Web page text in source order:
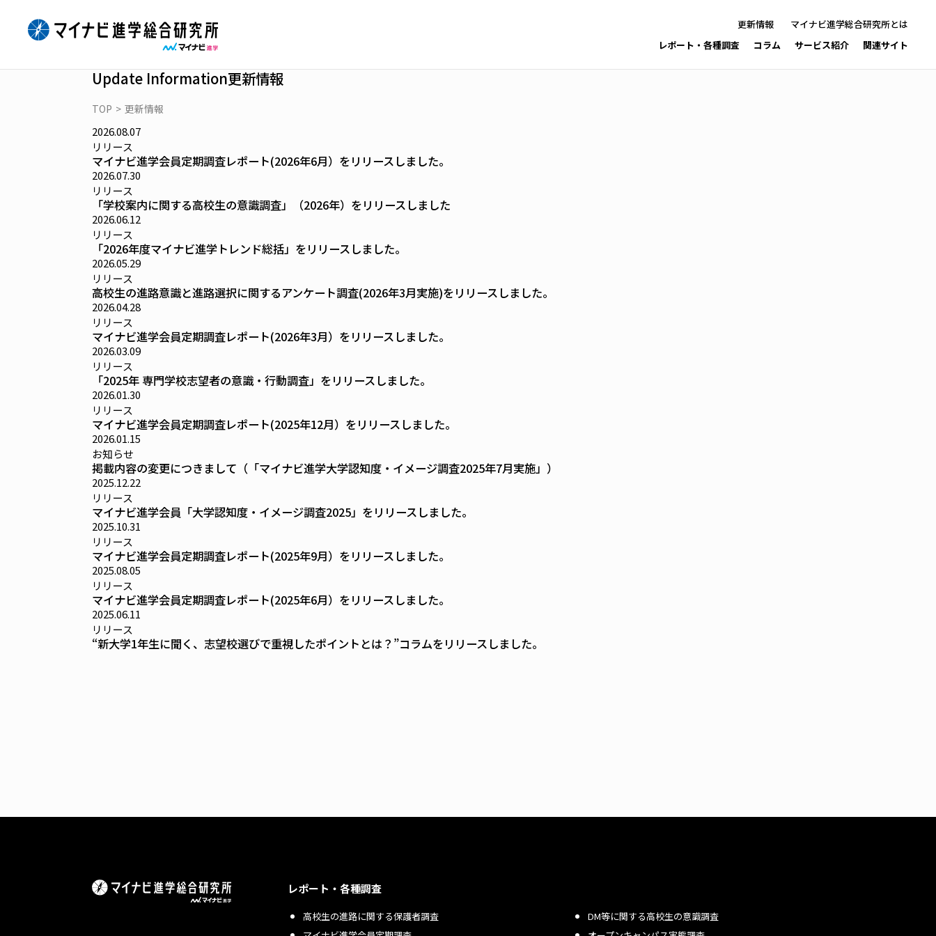
content
更新情報
マイナビ進学総合研究所とは
レポート・各種調査
コラム サービス紹介 関連サイト
Update Information更新情報
TOP > 更新情報
2026.08.07
リリース
マイナビ進学会員定期調査レポート(2026年6月）をリリースしました。
2026.07.30
リリース
「学校案内に関する高校生の意識調査」（2026年）をリリースしました
2026.06.12
リリース
「2026年度マイナビ進学トレンド総括」をリリースしました。
2026.05.29
リリース
高校生の進路意識と進路選択に関するアンケート調査(2026年3月実施)をリリースしました。
2026.04.28
リリース
マイナビ進学会員定期調査レポート(2026年3月）をリリースしました。
2026.03.09
リリース
「2025年 専門学校志望者の意識・行動調査」をリリースしました。
2026.01.30
リリース
マイナビ進学会員定期調査レポート(2025年12月）をリリースしました。
2026.01.15
お知らせ
掲載内容の変更につきまして（「マイナビ進学大学認知度・イメージ調査2025年7月実施」）
2025.12.22
リリース
マイナビ進学会員「大学認知度・イメージ調査2025」をリリースしました。
2025.10.31
リリース
マイナビ進学会員定期調査レポート(2025年9月）をリリースしました。
2025.08.05
リリース
マイナビ進学会員定期調査レポート(2025年6月）をリリースしました。
2025.06.11
リリース
“新大学1年生に聞く、志望校選びで重視したポイントとは？”コラムをリリースしました。
レポート・各種調査
高校生の進路に関する保護者調査
DM等に関する高校生の意識調査